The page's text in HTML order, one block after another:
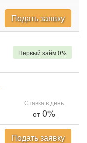
Подать заявку
Ставка в день
от0%
Первый займ 0%
Подать заявку